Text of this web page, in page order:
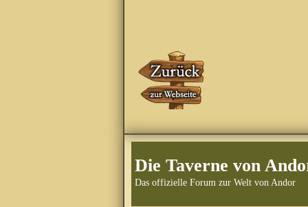
Die Taverne von
Das offizielle Forum zur Welt von Andor